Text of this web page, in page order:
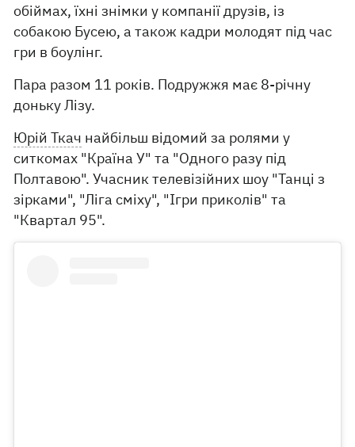
обіймах, їхні знімки у компанії друзів, із
собакою Бусею, а також кадри молодят під час
гри в боулінг.
Пара разом 11 років. Подружжя має 8-річну
доньку Лізу.
Юрій Ткач найбільш відомий за ролями у
ситкомах "Країна У" та "Одного разу під
Полтавою". Учасник телевізійних шоу "Танці з
зірками", "Ліга сміху", "Ігри приколів" та
"Квартал 95".